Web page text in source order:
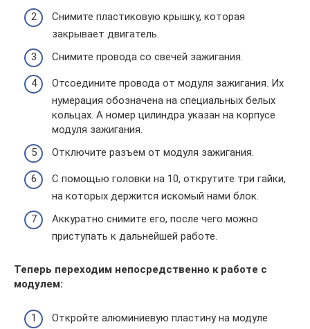
Снимите пластиковую крышку, которая
закрывает двигатель.
Снимите провода со свечей зажигания.
Отсоедините провода от модуля зажигания. Их
нумерация обозначена на специальных белых
кольцах. А номер цилиндра указан на корпусе
модуля зажигания.
Отключите разъем от модуля зажигания.
С помощью головки на 10, открутите три гайки,
на которых держится искомый нами блок.
Аккуратно снимите его, после чего можно
приступать к дальнейшей работе.
Теперь переходим непосредственно к работе с
модулем:
Откройте алюминиевую пластину на модуле